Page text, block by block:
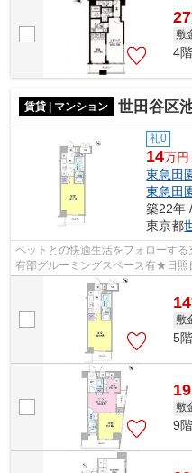
27
敷
4
賃貸 | マンション 世田谷区
礼0
14万円
東急田
東急田
築22年
東京都
ペットとの快適生活をフォローす
有部グルーミングスペース有★日
14
敷
5
敷
9